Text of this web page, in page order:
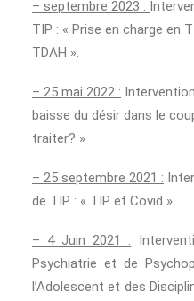
– septembre 2023 :
TIP : « Prise en charge en
TDAH ».
– 25 mai 2022 :
baisse du désir dans le
traiter? »
– 25 septembre 2021 :
de TIP : « TIP et Covid ».
– 4 Juin 2021 :
Psychiatrie et de
l’Adolescent et des